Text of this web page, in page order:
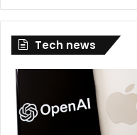
Tech news